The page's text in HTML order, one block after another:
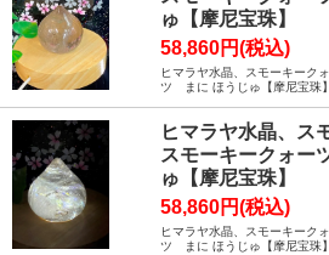
ゅ【摩尼宝珠】
58,860円(税込)
ヒマラヤ水晶、スモーキーク
ツ まに ほうじゅ【摩尼宝珠】
ヒマラヤ水晶、ス
スモーキークォ
ゅ【摩尼宝珠】
58,860円(税込)
ヒマラヤ水晶、スモーキーク
ツ まに ほうじゅ【摩尼宝珠】